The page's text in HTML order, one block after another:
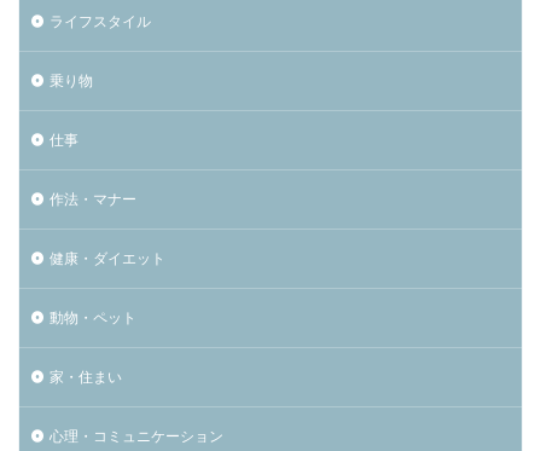
ライフスタイル
乗り物
仕事
作法・マナー
健康・ダイエット
動物・ペット
家・住まい
心理・コミュニケーション